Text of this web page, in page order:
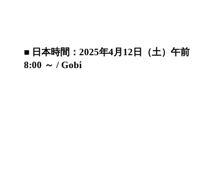
■ 日本時間：2025年4月12日（土）午前
8:00 ～ / Gobi